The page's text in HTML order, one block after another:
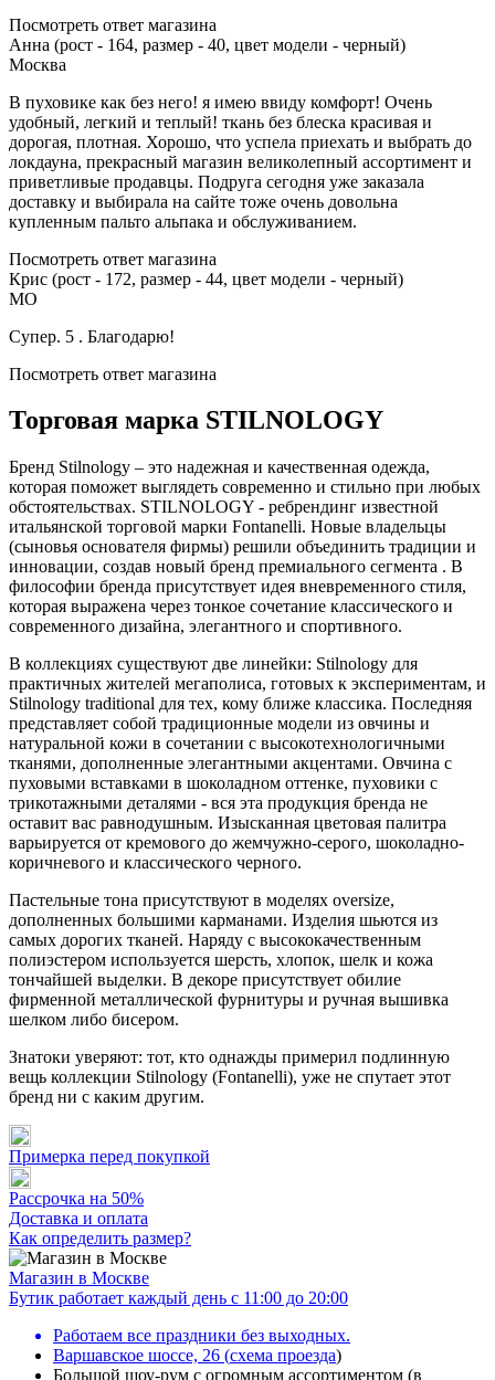
Посмотреть ответ магазина
Анна (рост - 164, размер - 40, цвет модели - черный)
Москва
В пуховике как без него! я имею ввиду комфорт! Очень
удобный, легкий и теплый! ткань без блеска красивая и
дорогая, плотная. Хорошо, что успела приехать и выбрать до
локдауна, прекрасный магазин великолепный ассортимент и
приветливые продавцы. Подруга сегодня уже заказала
доставку и выбирала на сайте тоже очень довольна
купленным пальто альпака и обслуживанием.
Посмотреть ответ магазина
Крис (рост - 172, размер - 44, цвет модели - черный)
МО
Супер. 5 . Благодарю!
Посмотреть ответ магазина
Торговая марка STILNOLOGY
Бренд Stilnology – это надежная и качественная одежда,
которая поможет выглядеть современно и стильно при любых
обстоятельствах. STILNOLOGY - ребрендинг известной
итальянской торговой марки Fontanelli. Новые владельцы
(сыновья основателя фирмы) решили объединить традиции и
инновации, создав новый бренд премиального сегмента . В
философии бренда присутствует идея вневременного стиля,
которая выражена через тонкое сочетание классического и
современного дизайна, элегантного и спортивного.
В коллекциях существуют две линейки: Stilnology для
практичных жителей мегаполиса, готовых к экспериментам, и
Stilnology traditional для тех, кому ближе классика. Последняя
представляет собой традиционные модели из овчины и
натуральной кожи в сочетании с высокотехнологичными
тканями, дополненные элегантными акцентами. Овчина с
пуховыми вставками в шоколадном оттенке, пуховики с
трикотажными деталями - вся эта продукция бренда не
оставит вас равнодушным. Изысканная цветовая палитра
варьируется от кремового до жемчужно-серого, шоколадно-
коричневого и классического черного.
Пастельные тона присутствуют в моделях oversize,
дополненных большими карманами. Изделия шьются из
самых дорогих тканей. Наряду с высококачественным
полиэстером используется шерсть, хлопок, шелк и кожа
тончайшей выделки. В декоре присутствует обилие
фирменной металлической фурнитуры и ручная вышивка
шелком либо бисером.
Знатоки уверяют: тот, кто однажды примерил подлинную
вещь коллекции Stilnology (Fontanelli), уже не спутает этот
бренд ни с каким другим.
Примерка перед покупкой
Рассрочка на 50%
Доставка и оплата
Как определить размер?
Магазин в Москве
Бутик работает каждый день с 11:00 до 20:00
Работаем все праздники без выходных.
Варшавское шоссе, 26 (схема проезда)
Большой шоу-рум с огромным ассортиментом (в